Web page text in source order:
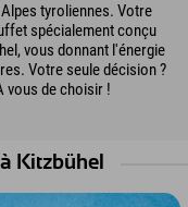
tyroliennes. Votre
spécialement conçu
vous donnant l'énergie
Votre seule décision ?
vous de choisir !
Kitzbühel